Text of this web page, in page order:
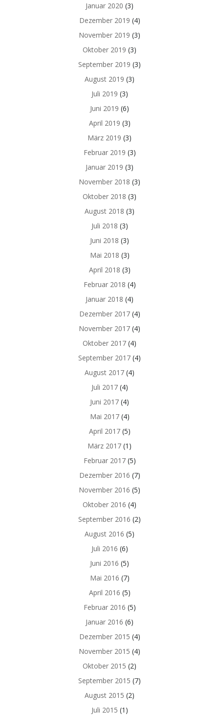
Januar 2020 (3)
Dezember 2019 (4)
November 2019 (3)
Oktober 2019 (3)
September 2019 (3)
August 2019 (3)
Juli 2019 (3)
Juni 2019 (6)
April 2019 (3)
März 2019 (3)
Februar 2019 (3)
Januar 2019 (3)
November 2018 (3)
Oktober 2018 (3)
August 2018 (3)
Juli 2018 (3)
Juni 2018 (3)
Mai 2018 (3)
April 2018 (3)
Februar 2018 (4)
Januar 2018 (4)
Dezember 2017(4)
November 2017 (4)
Oktober 2017 (4)
September 2017 (4)
August 2017 (4)
Juli 2017(4)
Juni 2017 (4)
Mai 2017(4)
April 2017(5)
März 2017 (1)
Februar 2017(5)
Dezember 2016 (7)
November 2016 (5)
Oktober 2016 (4)
September 2016 (2)
August 2016 (5)
Juli 2016 (6)
Juni 2016 (5)
Mai 2016 (7)
April 2016 (5)
Februar 2016 (5)
Januar 2016 (6)
Dezember 2015 (4)
November 2015 (4)
Oktober 2015 (2)
September 2015 (7)
August 2015 (2)
Juli 2015 (1)